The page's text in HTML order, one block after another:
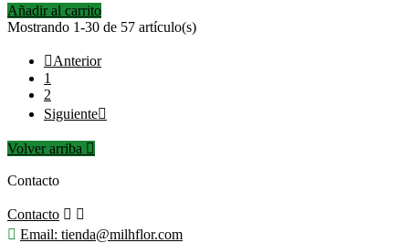
Añadir al carrito
Mostrando 1-30 de 57 artículo(s)
Anterior
1
2
Siguiente
Volver arriba 
Contacto
Contacto  
 Email: tienda@milhflor.com